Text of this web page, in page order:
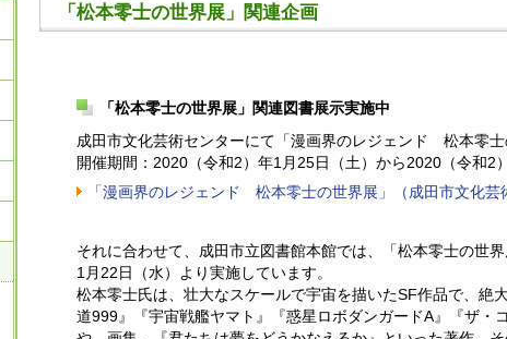
「松本零士の世界展」関連企画
「松本零士の世界展」関連図書展示実施中
成田市文化芸術センターにて「漫画界のレジェンド 松本零
開催期間：2020（令和2）年1月25日（土）から2020（令和2
「漫画界のレジェンド 松本零士の世界展」（成田市文化芸
それに合わせて、成田市立図書館本館では、「松本零士の世
1月22日（水）より実施しています。
松本零士氏は、壮大なスケールで宇宙を描いたSF作品で、絶
道999』『宇宙戦艦ヤマト』『惑星ロボダンガードA』『ザ・